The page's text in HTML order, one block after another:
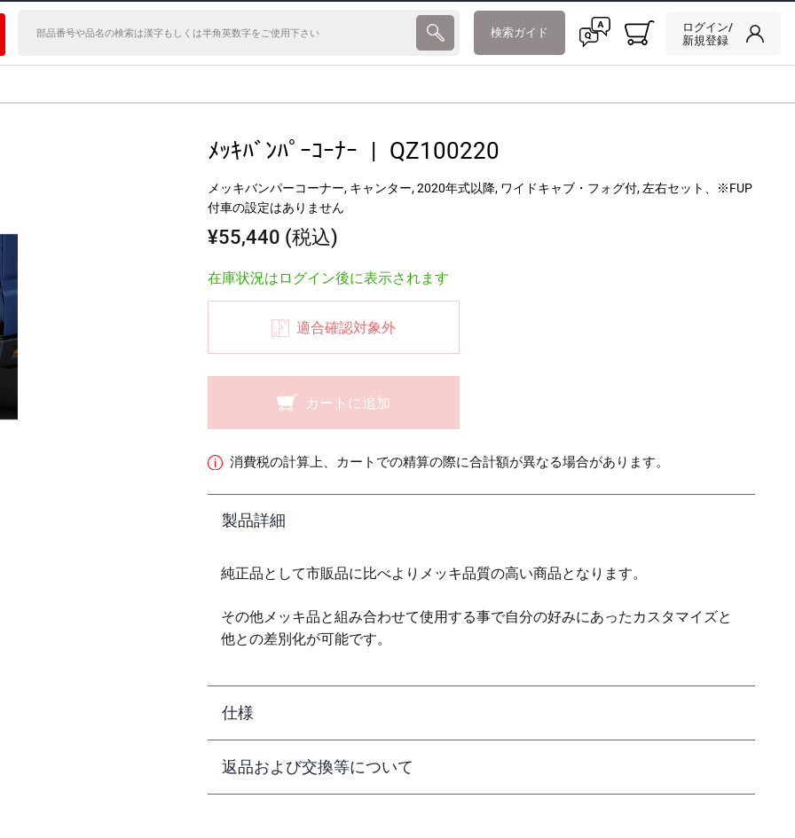
検索ガイド
ログイン/
新規登録
ﾒｯｷﾊﾞﾝﾊﾟｰｺｰﾅｰ | QZ100220
メッキバンパーコーナー, キャンター, 2020年式以降, ワイドキャブ・フォグ付, 左右セット、※FUP
付車の設定はありません
¥55,440 (税込)
在庫状況はログイン後に表示されます
適合確認対象外
カートに追加
消費税の計算上、カートでの精算の際に合計額が異なる場合があります。
製品詳細
純正品として市販品に比べよりメッキ品質の高い商品となります。
その他メッキ品と組み合わせて使用する事で自分の好みにあったカスタマイズと
他との差別化が可能です。
仕様
返品および交換等について